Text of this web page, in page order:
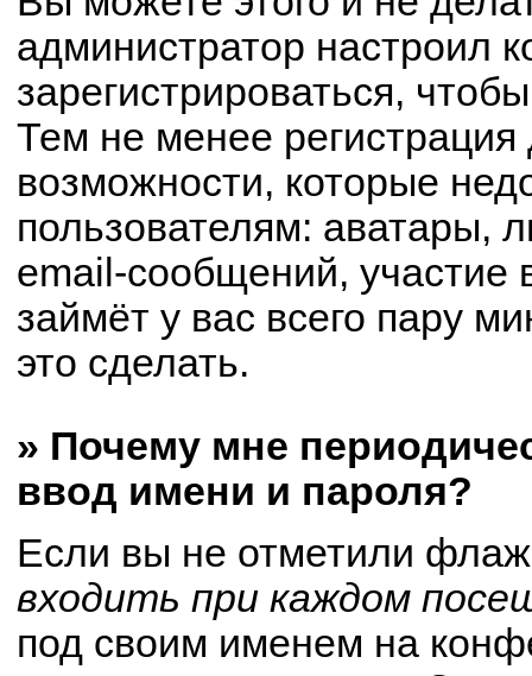
администратор настроил
зарегистрироваться,
Тем не менее
возможности, которые
пользователям: аватары,
email-сообщений, участие
займёт у вас всего пару
это сделать.
» Почему мне
ввод имени и пароля?
Если вы не отметили
входить при каждом
под своим именем на